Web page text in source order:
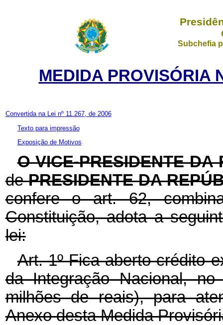
Subchefia
MEDIDA PROVISÓRIA
Convertida na Lei nº 11.267, de 2006
Texto para impressão
Exposição de Motivos
O VICE-PRESIDENTE
dePRESIDENTE DA
confere o art. 62,
Constituição, adota a
lei:
Art. 1º Fica aberto crédito
da Integração Nacional,
milhões de reais), para
Anexo desta Medida